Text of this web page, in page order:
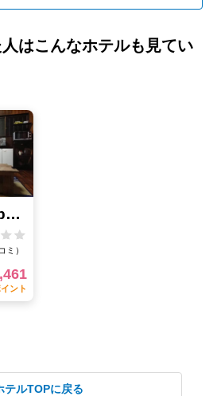
はこんなホテルも見てい
テルTOPに戻る